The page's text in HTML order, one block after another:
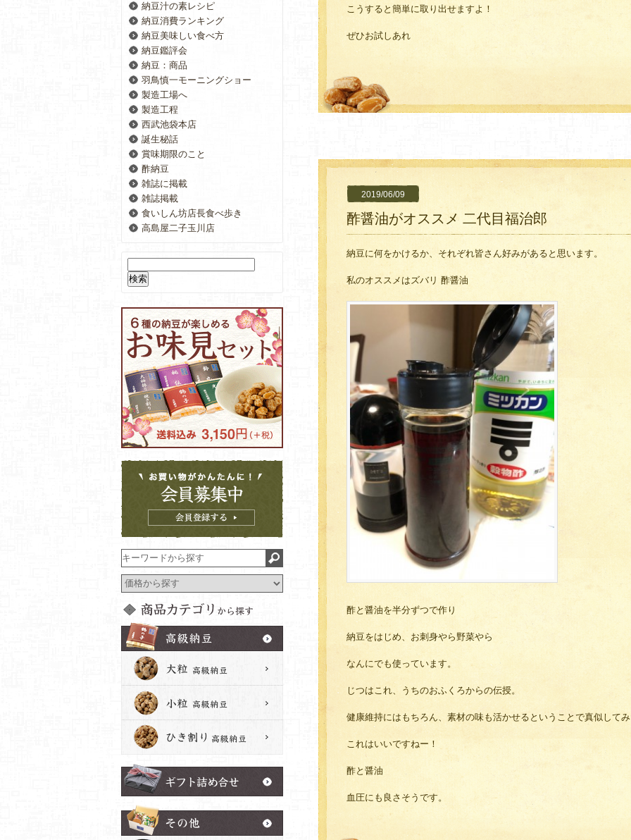
こうすると簡単に取り出せますよ！
ぜひお試しあれ
2019/06/09
酢醤油がオススメ 二代目福治郎
納豆に何をかけるか、それぞれ皆さん好みがあると思います。
私のオススメはズバリ 酢醤油
酢と醤油を半分ずつで作り
納豆をはじめ、お刺身やら野菜やら
なんにでも使っています。
じつはこれ、うちのおふくろからの伝授。
健康維持にはもちろん、素材の味も活かせるということで真似して
これはいいですねー！
酢と醤油
血圧にも良さそうです。
納豆汁の素レシピ
納豆消費ランキング
納豆美味しい食べ方
納豆鑑評会
納豆：商品
羽鳥慎一モーニングショー
製造工場へ
製造工程
西武池袋本店
誕生秘話
賞味期限のこと
酢納豆
雑誌に掲載
雑誌掲載
食いしん坊店長食べ歩き
高島屋二子玉川店
索: